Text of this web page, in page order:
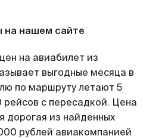
на нашем сайте
на авиабилет из
выгодные месяца в
по маршруту летают 5
рейсов с пересадкой. Цена
дорогая из найденных
рублей авиакомпанией